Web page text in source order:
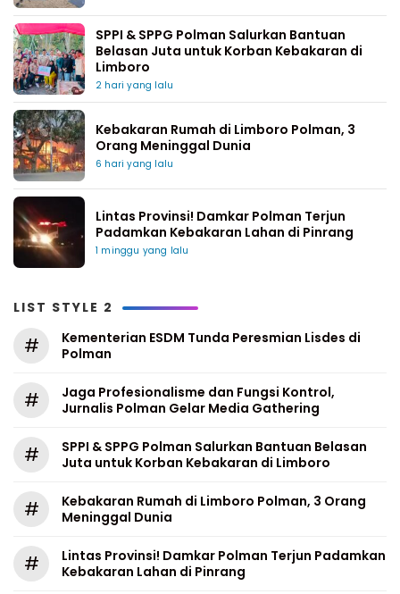
SPPI & SPPG Polman Salurkan Bantuan
Belasan Juta untuk Korban Kebakaran di
Limboro
2 hari yang lalu
Kebakaran Rumah di Limboro Polman, 3
Orang Meninggal Dunia
6 hari yang lalu
Lintas Provinsi! Damkar Polman Terjun
Padamkan Kebakaran Lahan di Pinrang
1 minggu yang lalu
LIST STYLE 2
#
Kementerian ESDM Tunda Peresmian Lisdes di
Polman
#
Jaga Profesionalisme dan Fungsi Kontrol,
Jurnalis Polman Gelar Media Gathering
#
SPPI & SPPG Polman Salurkan Bantuan Belasan
Juta untuk Korban Kebakaran di Limboro
#
Kebakaran Rumah di Limboro Polman, 3 Orang
Meninggal Dunia
#
Lintas Provinsi! Damkar Polman Terjun Padamkan
Kebakaran Lahan di Pinrang